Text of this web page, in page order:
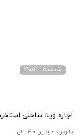
اجاره ویلا ساحلی
شناسه : 4051
چالوس، مازندران 4 اتاق